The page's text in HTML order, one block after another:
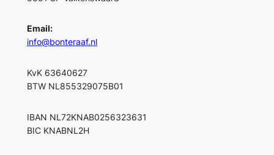
Email:
info@bonteraaf.nl
KvK 63640627
BTW NL855329075B01
IBAN NL72KNAB0256323631
BIC KNABNL2H